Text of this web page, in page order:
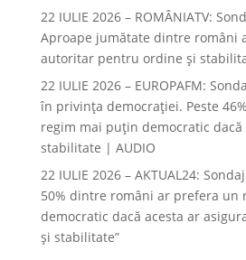
22 IULIE 2026 – ROMÂNIATV:
Aproape jumătate dintre români
autoritar pentru ordine și
22 IULIE 2026 – EUROPAFM:
în privința democrației. Peste
regim mai puțin democratic
stabilitate | AUDIO
22 IULIE 2026 – AKTUAL24:
50% dintre români ar prefera un
democratic dacă acesta ar
și stabilitate”